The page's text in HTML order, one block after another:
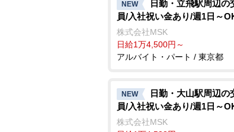
NEW
日勤・立飛駅周辺の
員/入社祝い金あり/週1日～
株式会社MSK
日給1万4,500円～
アルバイト・パート / 東京都
NEW
日勤・大山駅周辺の
員/入社祝い金あり/週1日～
株式会社MSK